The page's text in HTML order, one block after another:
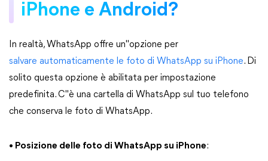
iPhone e Android?
In realtà, WhatsApp offre un"opzione per
salvare automaticamente le foto di WhatsApp su iPhone. Di
solito questa opzione è abilitata per impostazione
predefinita. C"è una cartella di WhatsApp sul tuo telefono
che conserva le foto di WhatsApp.
• Posizione delle foto di WhatsApp su iPhone: